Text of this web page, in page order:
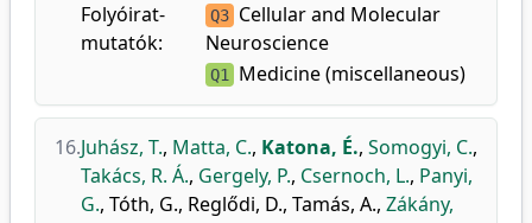
Folyóirat-
mutatók:
Q3 Cellular and Molecular
Neuroscience
Q1 Medicine (miscellaneous)
16.Juhász, T., Matta, C., Katona, É., Somogyi, C.,
Takács, R. Á., Gergely, P., Csernoch, L., Panyi,
G., Tóth, G., Reglődi, D., Tamás, A., Zákány,